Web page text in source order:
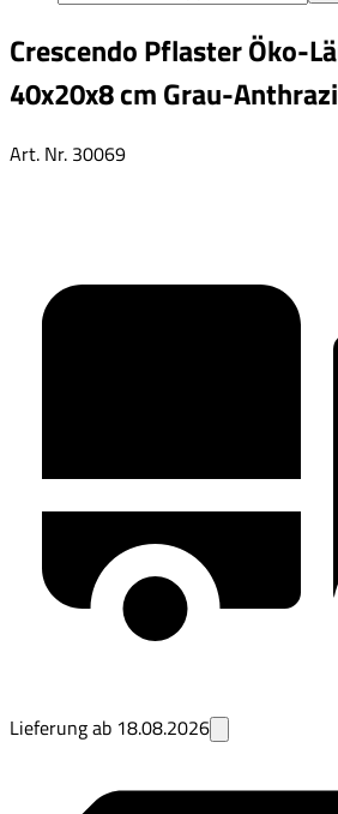
Crescendo Pflaster Öko-
40x20x8 cm Grau-
Art. Nr. 30069
Lieferung ab 18.08.2026